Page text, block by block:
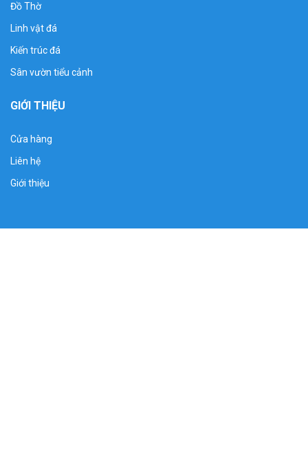
Đồ Thờ
Linh vật đá
Kiến trúc đá
Sân vườn tiểu cảnh
GIỚI THIỆU
Cửa hàng
Liên hệ
Giới thiệu